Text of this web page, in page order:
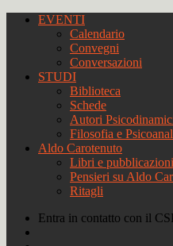
EVENTI
Calendario
Convegni
Conversazioni
STUDI
Biblioteca
Schede
Autori
Filosofia e
Aldo Carotenuto
Libri e
Pensieri su Aldo
Ritagli
Entra in contatto con il